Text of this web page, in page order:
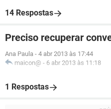
14 Respostas
Preciso recuperar
Ana Paula - 4 abr 2013 às 17:44
maicon@ - 6 abr 2013 às 11:18
1 Respostas